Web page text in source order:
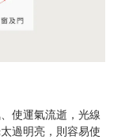
使運氣流逝，光線
過明亮，則容易使